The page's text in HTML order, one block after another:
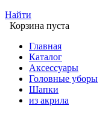
Найти
Корзина пуста
Главная
Каталог
Аксессуары
Головные уборы
Шапки
из акрила